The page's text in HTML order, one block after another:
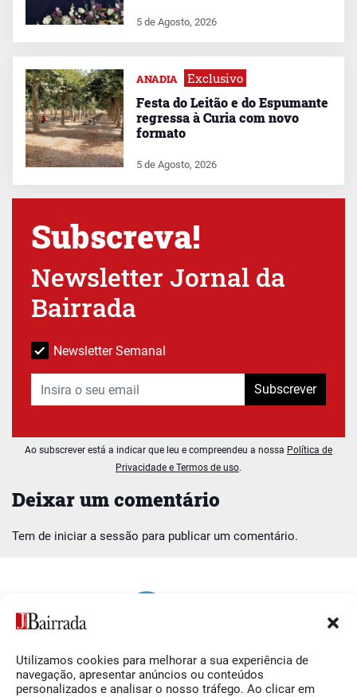
Utilizamos cookies para melhorar a sua experiência de
navegação, apresentar anúncios ou conteúdos
personalizados e analisar o nosso tráfego. Ao clicar em
Deixar um comentário
Tem de iniciar a sessão para publicar um comentário.
5 de Agosto, 2026
ANADIA Exclusivo
Festa do Leitão e do Espumante
regressa à Curia com novo
formato
5 de Agosto, 2026
Subscreva!
Newsletter Jornal da
Bairrada
Newsletter Semanal
Subscrever
Ao subscrever está a indicar que leu e compreendeu a nossa Política de
Privacidade e Termos de uso.
Siga-nos O Jornal da Bairrada